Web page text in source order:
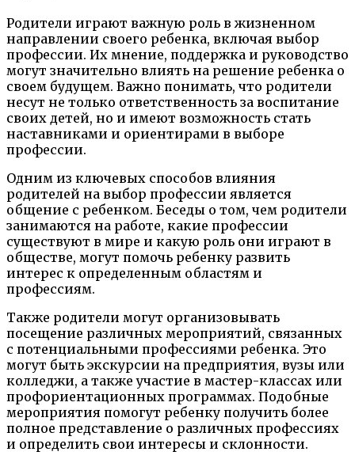
Родители играют важную роль в жизненном
направлении своего ребенка, включая выбор
профессии. Их мнение, поддержка и руководство
могут значительно влиять на решение ребенка о
своем будущем. Важно понимать, что родители
несут не только ответственность за воспитание
своих детей, но и имеют возможность стать
наставниками и ориентирами в выборе
профессии.
Одним из ключевых способов влияния
родителей на выбор профессии является
общение с ребенком. Беседы о том, чем родители
занимаются на работе, какие профессии
существуют в мире и какую роль они играют в
обществе, могут помочь ребенку развить
интерес к определенным областям и
профессиям.
Также родители могут организовывать
посещение различных мероприятий, связанных
с потенциальными профессиями ребенка. Это
могут быть экскурсии на предприятия, вузы или
колледжи, а также участие в мастер-классах или
профориентационных программах. Подобные
мероприятия помогут ребенку получить более
полное представление о различных профессиях
и определить свои интересы и склонности.